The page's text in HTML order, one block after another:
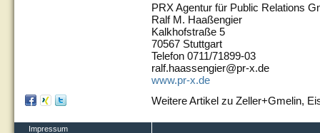
PRX Agentur für Public Relations
Ralf M. Haaßengier
Kalkhofstraße 5
70567 Stuttgart
Telefon 0711/71899-03
ralf.haassengier@pr-x.de
www.pr-x.de
Weitere Artikel zu Zeller+Gmelin,
Impressum